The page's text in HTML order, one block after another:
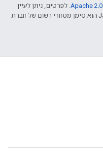
Apache 2.0. לפרטים, ניתן לעיין
.‏ Java הוא סימן מסחרי רשום של חברת